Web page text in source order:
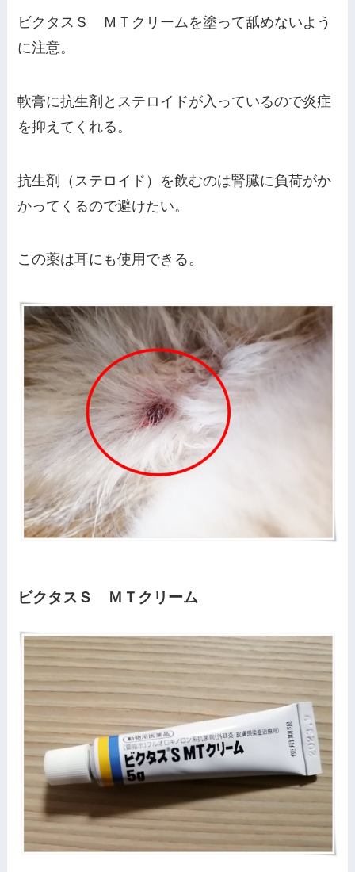
ビクタスＳ ＭＴクリームを塗って舐めないよう
に注意。
軟膏に抗生剤とステロイドが入っているので炎症
を抑えてくれる。
抗生剤（ステロイド）を飲むのは腎臓に負荷がか
かってくるので避けたい。
この薬は耳にも使用できる。
ビクタスＳ ＭＴクリーム